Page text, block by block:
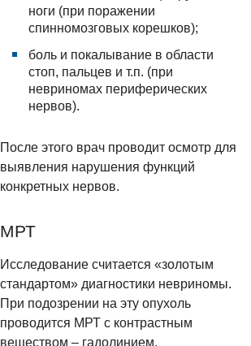
ноги (при поражении
спинномозговых корешков);
боль и покалывание в области
стоп, пальцев и т.п. (при
невриномах периферических
нервов).
После этого врач проводит осмотр для
выявления нарушения функций
конкретных нервов.
МРТ
Исследование считается «золотым
стандартом» диагностики невриномы.
При подозрении на эту опухоль
проводится МРТ с контрастным
веществом – гадолинием.